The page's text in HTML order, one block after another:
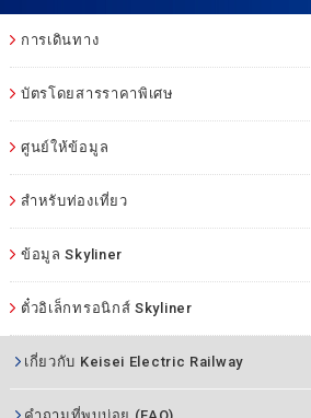
การเดินทาง
บัตรโดยสารราคาพิเศษ
ศูนย์ให้ข้อมูล
สำหรับท่องเที่ยว
ข้อมูล Skyliner
ตั๋วอิเล็กทรอนิกส์ Skyliner
เกี่ยวกับ Keisei Electric Railway